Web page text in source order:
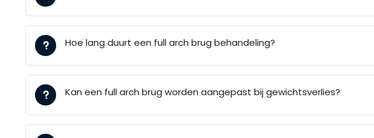
Hoe lang duurt een full arch brug behandeling?
Kan een full arch brug worden aangepast bij gewichtsverlies?